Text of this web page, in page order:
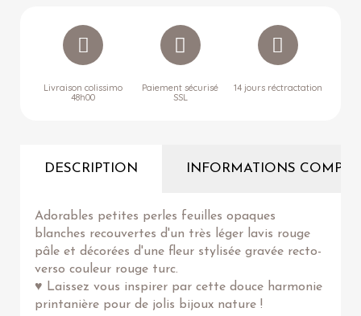
Livraison colissimo
48h00
Paiement sécurisé
SSL
14 jours réctractation
DESCRIPTION INFORMATIONS
Adorables petites perles feuilles opaques
blanches recouvertes d'un très léger lavis rouge
pâle et décorées d'une fleur stylisée gravée recto-
verso couleur rouge turc.
♥ Laissez vous inspirer par cette douce harmonie
printanière pour de jolis bijoux nature !